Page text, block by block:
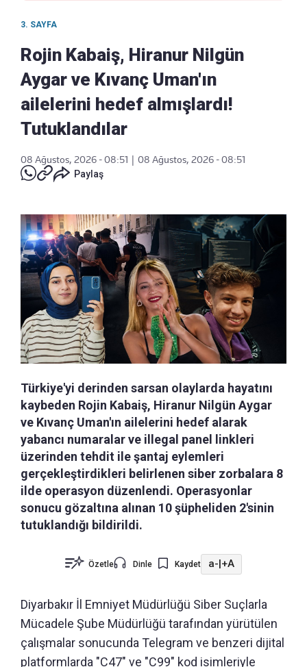
3. SAYFA
Rojin Kabaiş, Hiranur Nilgün
Aygar ve Kıvanç Uman'ın
ailelerini hedef almışlardı!
Tutuklandılar
08 Ağustos, 2026 - 08:51
08 Ağustos, 2026 - 08:51
Paylaş
Türkiye'yi derinden sarsan olaylarda hayatını
kaybeden Rojin Kabaiş, Hiranur Nilgün Aygar
ve Kıvanç Uman'ın ailelerini hedef alarak
yabancı numaralar ve illegal panel linkleri
üzerinden tehdit ile şantaj eylemleri
gerçekleştirdikleri belirlenen siber zorbalara 8
ilde operasyon düzenlendi. Operasyonlar
sonucu gözaltına alınan 10 şüpheliden 2'sinin
tutuklandığı bildirildi.
Özetle Dinle Kaydet a- +A
Diyarbakır İl Emniyet Müdürlüğü Siber Suçlarla
Mücadele Şube Müdürlüğü tarafından yürütülen
çalışmalar sonucunda Telegram ve benzeri dijital
platformlarda "C47" ve "C99" kod isimleriyle